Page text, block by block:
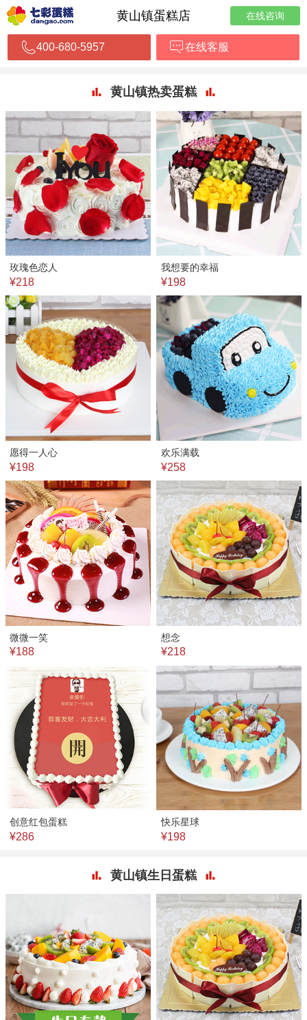
黄山镇蛋糕店 在线咨询
400-680-5957 在线客服
黄山镇热卖蛋糕
玫瑰色恋人
¥218
我想要的幸福
¥198
愿得一人心
¥198
欢乐满载
¥258
微微一笑
¥188
想念
¥218
创意红包蛋糕
¥286
快乐星球
¥198
黄山镇生日蛋糕